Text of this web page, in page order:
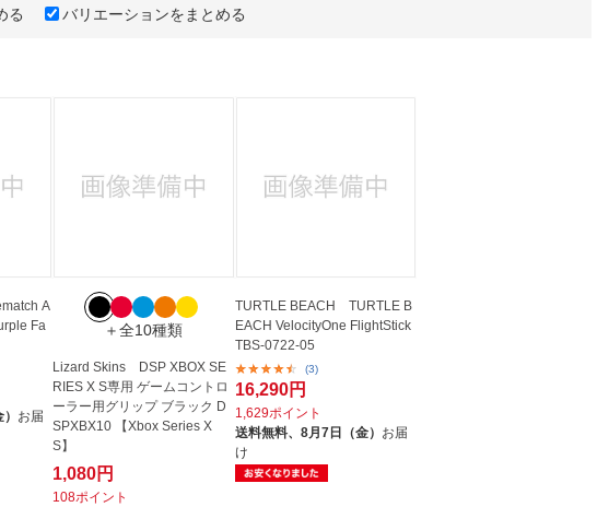
IR情報
る バリエーションをまとめる
A
Fa
お届
＋全10種類
Lizard Skins DSP XBOX SE
RIES X S専用 ゲームコントロ
ーラー用グリップ ブラック D
SPXBX10 【Xbox Series X
S】
1,080円
108ポイント
TURTLE BEACH TURTLE B
EACH VelocityOne FlightStick
TBS-0722-05
(3)
16,290円
1,629ポイント
送料無料、 8月7日（金） お届
け